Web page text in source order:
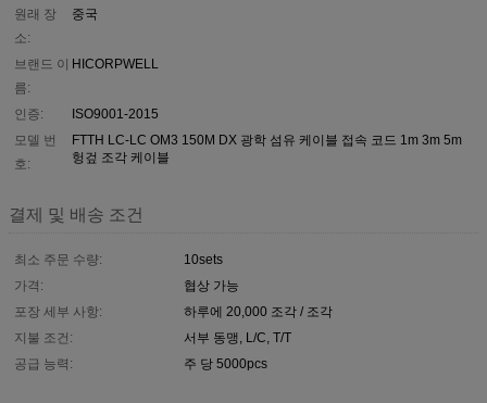
원래 장
소:
중국
브랜드 이
름:
HICORPWELL
인증:
ISO9001-2015
모델 번
호:
FTTH LC-LC OM3 150M DX 광학 섬유 케이블 접속 코드 1m 3m 5m
헝겊 조각 케이블
결제 및 배송 조건
최소 주문 수량:
10sets
가격:
협상 가능
포장 세부 사항:
하루에 20,000 조각 / 조각
지불 조건:
서부 동맹, L/C, T/T
공급 능력:
주 당 5000pcs